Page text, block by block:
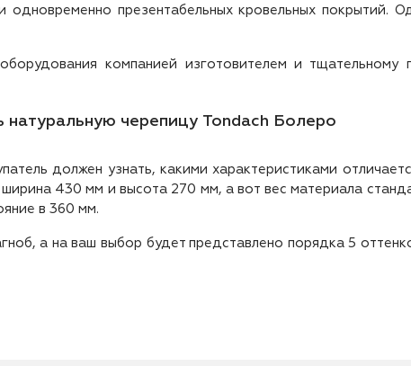
презентабельных кровельных покрытий.
компанией изготовителем и тщательному
натуральную черепицу Tondach Болеро
должен узнать, какими характеристиками
430 мм и высота 270 мм, а вот вес материала
в 360 мм.
а на ваш выбор будет представлено порядка 5